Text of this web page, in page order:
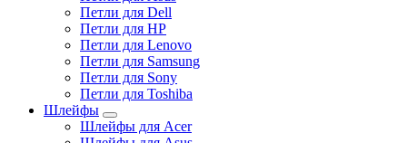
Петли для Dell
Петли для HP
Петли для Lenovo
Петли для Samsung
Петли для Sony
Петли для Toshiba
Шлейфы
Шлейфы для Acer